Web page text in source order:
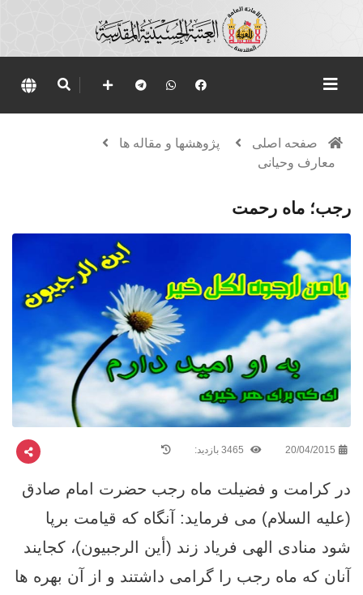
صفحه اصلی
پژوهشها و مقاله ها
معارف وحیانی
رجب؛ ماه رحمت
20/04/2015
در کرامت و فضیلت ماه رجب حضرت امام صادق
(علیه السلام) می فرماید: آنگاه که قیامت برپا
شود منادی الهی فریاد زند (أین الرجبیون)، کجایند
آنان که ماه رجب را گرامی داشتند و از آن بهره ها